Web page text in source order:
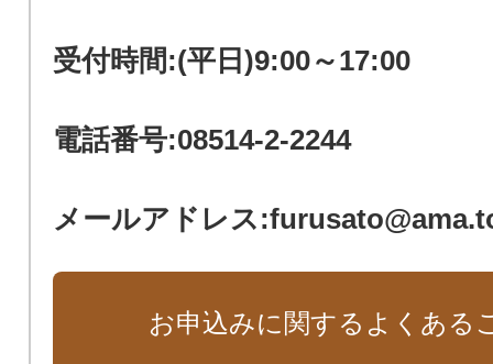
受付時間:(平日)9:00～17:00
電話番号:08514-2-2244
メールアドレス
お申込みに関するよくある